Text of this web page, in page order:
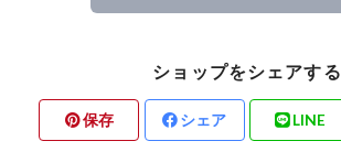
長崎県対馬市産
山梨県甲斐市産
北海道檜山郡厚沢部町産
三重県桑名市
滋賀県大津市産
京都府宇治市産
香川県丸亀市綾歌町産
熊本県合志市産
ショップをシェアする
保存 シェア LINE